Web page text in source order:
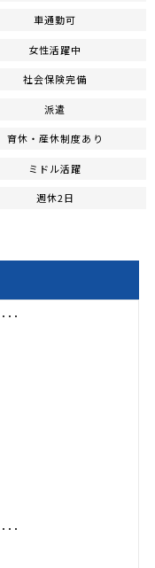
車通勤可
女性活躍中
社会保険完備
派遣
育休・産休制度あり
ミドル活躍
週休2日
･･
･･